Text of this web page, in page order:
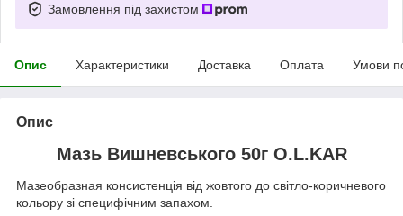
Замовлення під захистом
Опис Характеристики Доставка Оплата Умови
Опис
Мазь Вишневського 50г O.L.KAR
Мазеобразная консистенція від жовтого до світло-коричневого
кольору зі специфічним запахом.